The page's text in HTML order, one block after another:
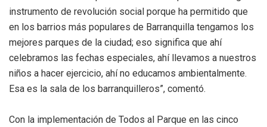
instrumento de revolución social porque ha permitido que
en los barrios más populares de Barranquilla tengamos los
mejores parques de la ciudad; eso significa que ahí
celebramos las fechas especiales, ahí llevamos a nuestros
niños a hacer ejercicio, ahí no educamos ambientalmente.
Esa es la sala de los barranquilleros”, comentó.
Con la implementación de Todos al Parque en las cinco